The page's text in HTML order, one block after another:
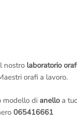
nostro laboratorio
orafi a lavoro.
modello di anelloa
065416661